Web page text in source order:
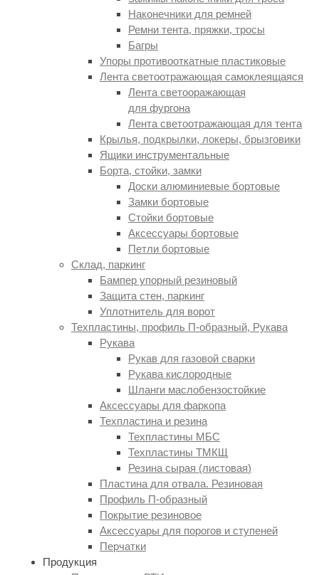
Наконечники для ремней
Ремни тента, пряжки, тросы
Багры
Упоры противооткатные пластиковые
Лента светоотражающая самоклеящаяся
Лента светооражающая
для фургона
Лента светоотражающая для тента
Крылья, подкрылки, локеры, брызговики
Ящики инструментальные
Борта, стойки, замки
Доски алюминиевые бортовые
Замки бортовые
Стойки бортовые
Аксессуары бортовые
Петли бортовые
Склад, паркинг
Бампер упорный резиновый
Защита стен, паркинг
Уплотнитель для ворот
Техпластины, профиль П-образный, Рукава
Рукава
Рукав для газовой сварки
Рукава кислородные
Шланги маслобензостойкие
Аксессуары для фаркопа
Техпластина и резина
Техпластины МБС
Техпластины ТМКЩ
Резина сырая (листовая)
Пластина для отвала. Резиновая
Профиль П-образный
Покрытие резиновое
Аксессуары для порогов и ступеней
Перчатки
Продукция